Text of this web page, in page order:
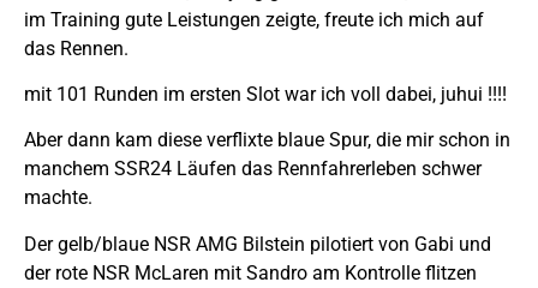
im Training gute Leistungen zeigte, freute ich mich auf
das Rennen.
mit 101 Runden im ersten Slot war ich voll dabei, juhui !!!!
Aber dann kam diese verflixte blaue Spur, die mir schon in
manchem SSR24 Läufen das Rennfahrerleben schwer
machte.
Der gelb/blaue NSR AMG Bilstein pilotiert von Gabi und
der rote NSR McLaren mit Sandro am Kontrolle flitzen